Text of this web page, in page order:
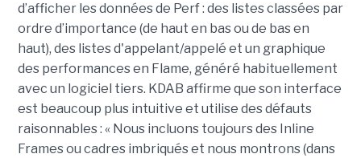
d’afficher les données de Perf : des listes classées par
ordre d’importance (de haut en bas ou de bas en
haut), des listes d'appelant/appelé et un graphique
des performances en Flame, généré habituellement
avec un logiciel tiers. KDAB affirme que son interface
est beaucoup plus intuitive et utilise des défauts
raisonnables : « Nous incluons toujours des Inline
Frames ou cadres imbriqués et nous montrons (dans